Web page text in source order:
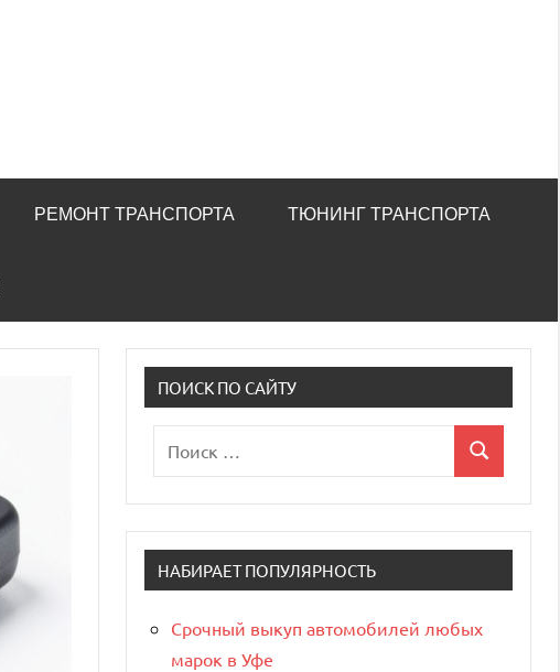
РЕМОНТ ТРАНСПОРТА ТЮНИНГ ТРАНСПОРТА
ПОИСК ПО САЙТУ
для:
Поиск
НАБИРАЕТ ПОПУЛЯРНОСТЬ
Срочный выкуп автомобилей любых
марок в Уфе